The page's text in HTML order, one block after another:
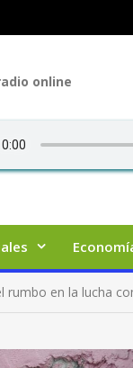
online
rumbo en la lucha